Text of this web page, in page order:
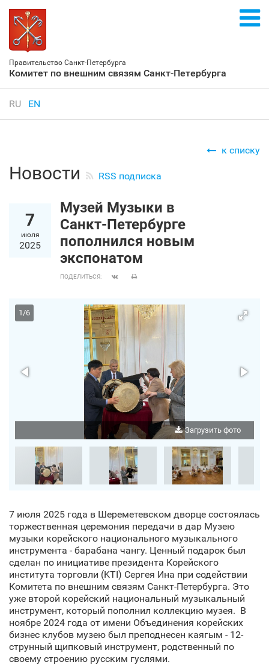
Правительство Санкт‑Петербурга
Комитет по внешним связям Санкт‑Петербурга
RU EN
к списку
Новости RSS подписка
7
июля
2025
Музей Музыки в
Санкт‑Петербурге
пополнился новым
экспонатом
ПОДЕЛИТЬСЯ:
Загрузить фото
1/6
7 июля 2025 года в Шереметевском дворце состоялась
торжественная церемония передачи в дар Музею
музыки корейского национального музыкального
инструмента - барабана чангу. Ценный подарок был
сделан по инициативе президента Корейского
института торговли (KTI) Сергея Ина при содействии
Комитета по внешним связям Санкт‑Петербурга. Это
уже второй корейский национальный музыкальный
инструмент, который пополнил коллекцию музея. В
ноябре 2024 года от имени Объединения корейских
бизнес клубов музею был преподнесен каягым - 12-
струнный щипковый инструмент, родственный по
своему строению русским гуслями.